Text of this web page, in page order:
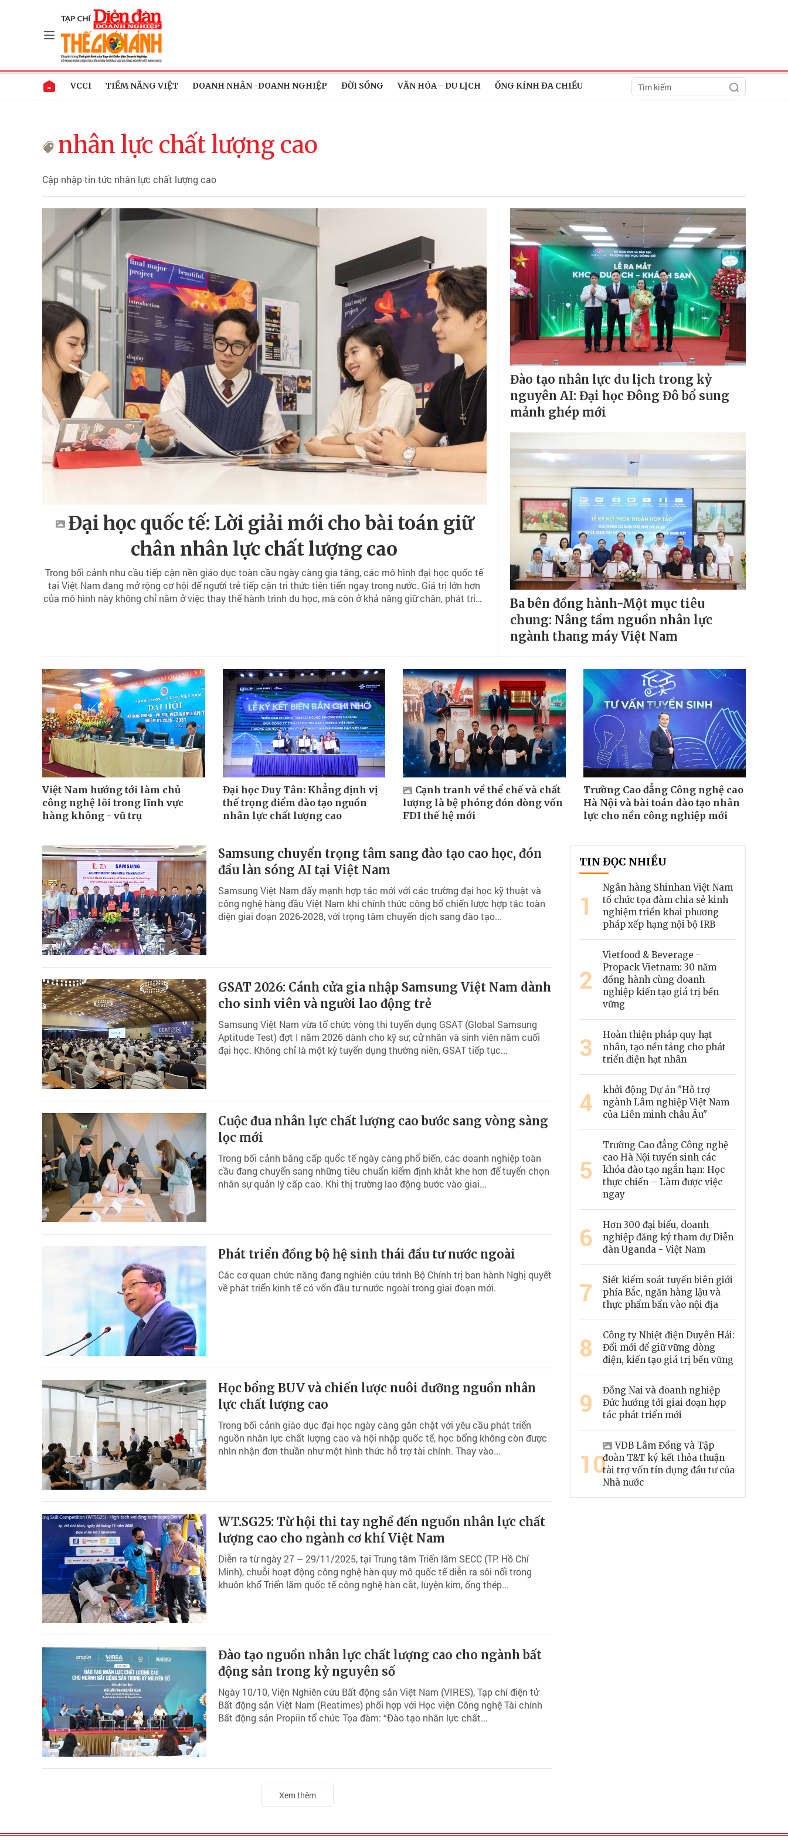
VCCI TIỀM NĂNG VIỆT DOANH NHÂN -DOANH NGHIỆP ĐỜI SỐNG VĂN HÓA - DU LỊCH ỐNG KÍNH ĐA CHIỀU
nhân lực chất lượng cao
Cập nhập tin tức nhân lực chất lượng cao
Đại học quốc tế: Lời giải mới cho bài toán giữ
chân nhân lực chất lượng cao
Trong bối cảnh nhu cầu tiếp cận nền giáo dục toàn cầu ngày càng gia tăng, các mô hình đại học quốc tế
tại Việt Nam đang mở rộng cơ hội để người trẻ tiếp cận tri thức tiên tiến ngay trong nước. Giá trị lớn hơn
của mô hình này không chỉ nằm ở việc thay thế hành trình du học, mà còn ở khả năng giữ chân, phát triển
Đào tạo nhân lực du lịch trong kỷ
nguyên AI: Đại học Đông Đô bổ sung
mảnh ghép mới
Ba bên đồng hành-Một mục tiêu
chung: Nâng tầm nguồn nhân lực
ngành thang máy Việt Nam
Việt Nam hướng tới làm chủ
công nghệ lõi trong lĩnh vực
hàng không - vũ trụ
Đại học Duy Tân: Khẳng định vị
thế trọng điểm đào tạo nguồn
nhân lực chất lượng cao
Cạnh tranh về thể chế và chất
lượng là bệ phóng đón dòng vốn
FDI thế hệ mới
Trường Cao đẳng Công nghệ cao
Hà Nội và bài toán đào tạo nhân
lực cho nền công nghiệp mới
Samsung chuyển trọng tâm sang đào tạo cao học, đón
đầu làn sóng AI tại Việt Nam
Samsung Việt Nam đẩy mạnh hợp tác mới với các trường đại học kỹ thuật và
công nghệ hàng đầu Việt Nam khi chính thức công bố chiến lược hợp tác toàn
diện giai đoạn 2026-2028, với trọng tâm chuyển dịch sang đào tạo...
GSAT 2026: Cánh cửa gia nhập Samsung Việt Nam dành
cho sinh viên và người lao động trẻ
Samsung Việt Nam vừa tổ chức vòng thi tuyển dụng GSAT (Global Samsung
Aptitude Test) đợt I năm 2026 dành cho kỹ sư, cử nhân và sinh viên năm cuối
đại học. Không chỉ là một kỳ tuyển dụng thường niên, GSAT tiếp tục...
Cuộc đua nhân lực chất lượng cao bước sang vòng sàng
lọc mới
Trong bối cảnh bằng cấp quốc tế ngày càng phổ biến, các doanh nghiệp toàn
cầu đang chuyển sang những tiêu chuẩn kiểm định khắt khe hơn để tuyển chọn
nhân sự quản lý cấp cao. Khi thị trường lao động bước vào giai...
Phát triển đồng bộ hệ sinh thái đầu tư nước ngoài
Các cơ quan chức năng đang nghiên cứu trình Bộ Chính trị ban hành Nghị quyết
về phát triển kinh tế có vốn đầu tư nước ngoài trong giai đoạn mới.
Học bổng BUV và chiến lược nuôi dưỡng nguồn nhân
lực chất lượng cao
Trong bối cảnh giáo dục đại học ngày càng gắn chặt với yêu cầu phát triển
nguồn nhân lực chất lượng cao và hội nhập quốc tế, học bổng không còn được
nhìn nhận đơn thuần như một hình thức hỗ trợ tài chính. Thay vào...
WT.SG25: Từ hội thi tay nghề đến nguồn nhân lực chất
lượng cao cho ngành cơ khí Việt Nam
Diễn ra từ ngày 27 – 29/11/2025, tại Trung tâm Triển lãm SECC (TP. Hồ Chí
Minh), chuỗi hoạt động công nghệ hàn quy mô quốc tế diễn ra sôi nổi trong
khuôn khổ Triển lãm quốc tế công nghệ hàn cắt, luyện kim, ống thép...
Đào tạo nguồn nhân lực chất lượng cao cho ngành bất
động sản trong kỷ nguyên số
Ngày 10/10, Viện Nghiên cứu Bất động sản Việt Nam (VIRES), Tạp chí điện tử
Bất động sản Việt Nam (Reatimes) phối hợp với Học viện Công nghệ Tài chính
Bất động sản Propiin tổ chức Tọa đàm: “Đào tạo nhân lực chất...
Xem thêm
TIN ĐỌC NHIỀU
1
Ngân hàng Shinhan Việt Nam
tổ chức tọa đàm chia sẻ kinh
nghiệm triển khai phương
pháp xếp hạng nội bộ IRB
2
Vietfood & Beverage -
Propack Vietnam: 30 năm
đồng hành cùng doanh
nghiệp kiến tạo giá trị bền
vững
3
Hoàn thiện pháp quy hạt
nhân, tạo nền tảng cho phát
triển điện hạt nhân
4
khởi động Dự án "Hỗ trợ
ngành Lâm nghiệp Việt Nam
của Liên minh châu Âu"
5
Trường Cao đẳng Công nghệ
cao Hà Nội tuyển sinh các
khóa đào tạo ngắn hạn: Học
thực chiến – Làm được việc
ngay
6
Hơn 300 đại biểu, doanh
nghiệp đăng ký tham dự Diễn
đàn Uganda - Việt Nam
7
Siết kiểm soát tuyến biên giới
phía Bắc, ngăn hàng lậu và
thực phẩm bẩn vào nội địa
8
Công ty Nhiệt điện Duyên Hải:
Đổi mới để giữ vững dòng
điện, kiến tạo giá trị bền vững
9
Đồng Nai và doanh nghiệp
Đức hướng tới giai đoạn hợp
tác phát triển mới
10
VDB Lâm Đồng và Tập
đoàn T&T ký kết thỏa thuận
tài trợ vốn tín dụng đầu tư của
Nhà nước